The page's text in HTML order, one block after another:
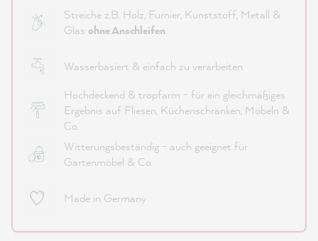
Streiche z.B. Holz, Furnier, Kunststoff, Metall &
Glas ohne Anschleifen
Wasserbasiert & einfach zu verarbeiten
Hochdeckend & tropfarm - für ein gleichmäßiges
Ergebnis auf Fliesen, Küchenschränken, Möbeln &
Co.
Witterungsbeständig - auch geeignet für
Gartenmöbel & Co.
Made in Germany